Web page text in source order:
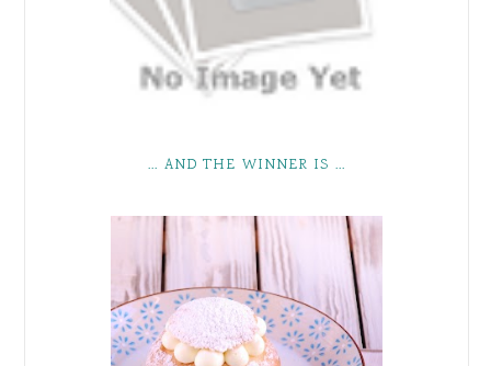
... AND THE WINNER IS ...